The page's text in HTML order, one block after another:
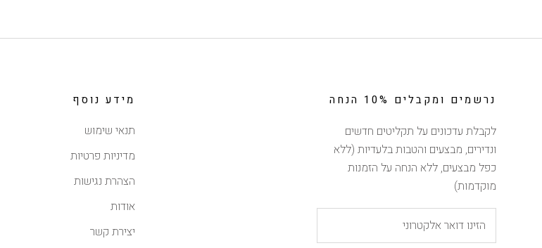
מידע נוסף
תנאי שימוש
מדיניות פרטיות
הצהרת נגישות
אודות
יצירת קשר
נרשמים ומקבלים 10% הנחה
לקבלת עדכונים על תקליטים חדשים
ונדירים, מבצעים והטבות בלעדיות (ללא
כפל מבצעים, ללא הנחה על הזמנות
מוקדמות)